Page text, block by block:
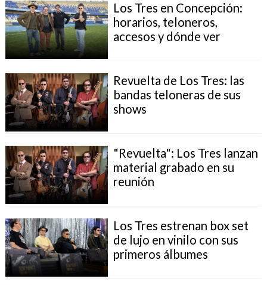
Los Tres en Concepción:
horarios, teloneros,
accesos y dónde ver
Revuelta de Los Tres: las
bandas teloneras de sus
shows
"Revuelta": Los Tres lanzan
material grabado en su
reunión
Los Tres estrenan box set
de lujo en vinilo con sus
primeros álbumes